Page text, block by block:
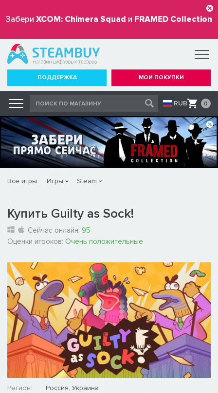
Забери XCOM: Chimera Squad и FRAMED Collection
бесплатно
ПОДДЕРЖКА МОИ ПОКУПКИ
RUB 0
Все игры Игры Steam
Купить Guilty as Sock!
Сейчас онлайн: 95
Оценки игроков: Очень положительные
Регион:
Россия, Украина